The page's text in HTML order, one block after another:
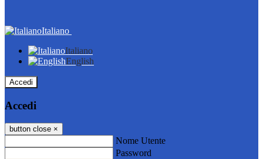
Italiano
Italiano
English
Accedi
Accedi
button close ×
Nome Utente
Password